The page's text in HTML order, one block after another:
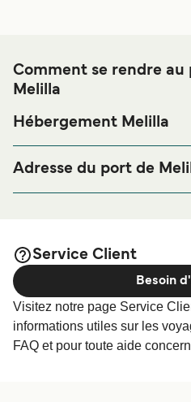
Comment se rendre au
Melilla
Hébergement Melilla
Si vous souhaitez passer la
ou à proximité, avant ou après
êtes à la recherche de
Adresse du port de
Service Client
Visitez notre page Service
informations utiles sur les
FAQ et pour toute aide
Besoin